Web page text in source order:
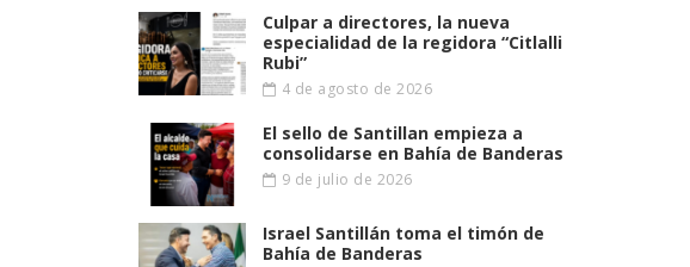
Culpar a directores, la nueva
especialidad de la regidora “Citlalli
Rubi”
4 de agosto de 2026
El sello de Santillan empieza a
consolidarse en Bahía de Banderas
9 de julio de 2026
Israel Santillán toma el timón de
Bahía de Banderas